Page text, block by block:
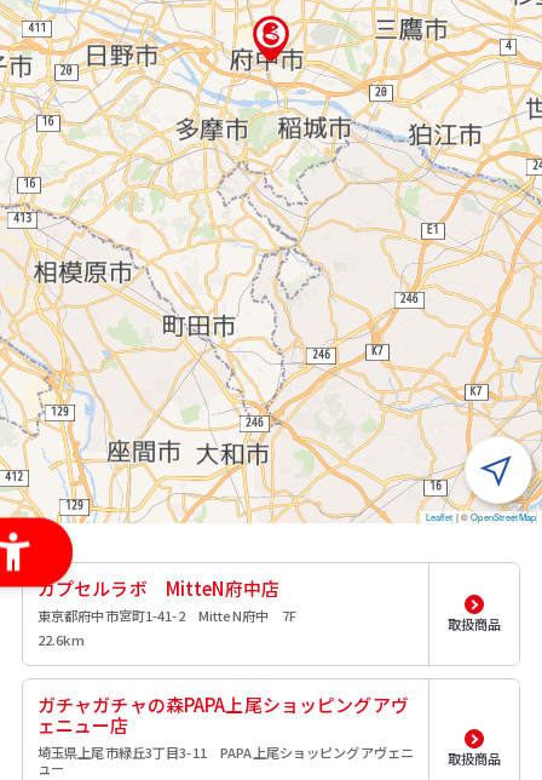
Leaflet |©OpenStreetMap
カプセルラボ MitteN府中店
東京都府中市宮町1-41-2 MitteN府中 7F
22.6km
取扱商品
ガチャガチャの森PAPA上尾ショッピングアヴ
ェニュー店
埼玉県上尾市緑丘3丁目3-11 PAPA上尾ショッピングアヴェニ
ュー
取扱商品